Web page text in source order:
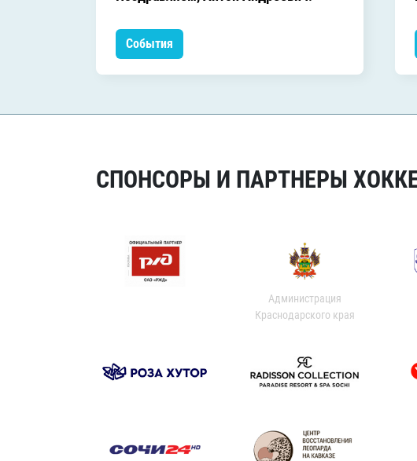
События
СПОНСОРЫ И ПАРТНЕРЫ
Администрация
Краснодарского края